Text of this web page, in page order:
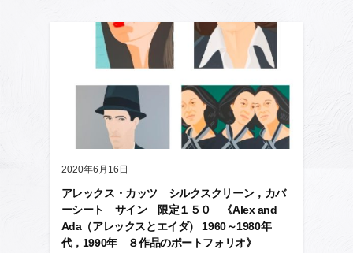
2020年6月16日
アレックス・カッツ シルクスクリーン，カバ
ーシート サイン 限定１５０ 《Alex and
Ada（アレックスとエイダ） 1960～1980年
代，1990年 ８作品のポートフォリオ》